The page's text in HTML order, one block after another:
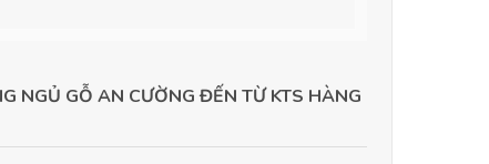
NGỦ GỖ AN CƯỜNG ĐẾN TỪ KTS HÀNG